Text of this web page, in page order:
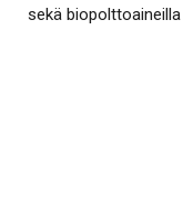
sekä